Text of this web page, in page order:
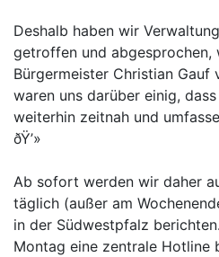
Deshalb haben wir
getroffen und abgesprochen,
Bürgermeister Christian Gauf
waren uns darüber einig,
weiterhin zeitnah und
ðŸ’»
Ab sofort werden wir daher
täglich (außer am
in der Südwestpfalz
Montag eine zentrale Hotline